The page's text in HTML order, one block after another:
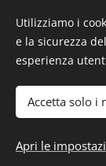
Utilizziamo i
e la sicurezza
esperienza
Accetta solo i
Apri le